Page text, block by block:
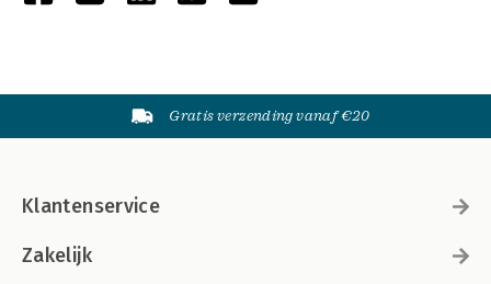
Gratis verzending vanaf €20
Klantenservice
Zakelijk